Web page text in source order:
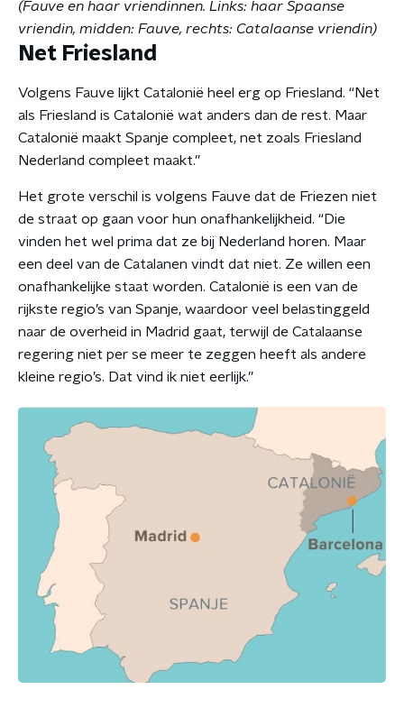
(Fauve en haar vriendinnen. Links: haar Spaanse
vriendin, midden: Fauve, rechts: Catalaanse vriendin)
Net Friesland
Volgens Fauve lijkt Catalonië heel erg op Friesland. “Net
als Friesland is Catalonië wat anders dan de rest. Maar
Catalonië maakt Spanje compleet, net zoals Friesland
Nederland compleet maakt.”
Het grote verschil is volgens Fauve dat de Friezen niet
de straat op gaan voor hun onafhankelijkheid. “Die
vinden het wel prima dat ze bij Nederland horen. Maar
een deel van de Catalanen vindt dat niet. Ze willen een
onafhankelijke staat worden. Catalonië is een van de
rijkste regio’s van Spanje, waardoor veel belastinggeld
naar de overheid in Madrid gaat, terwijl de Catalaanse
regering niet per se meer te zeggen heeft als andere
kleine regio’s. Dat vind ik niet eerlijk.”